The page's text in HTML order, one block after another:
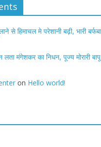
से हिमाचल मे परेशानी बढ़ी, भारी
लता मंगेशकर का निधन, पूज्य मोरारी
on Hello world!